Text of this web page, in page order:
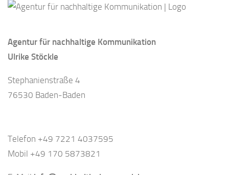
Agentur für nachhaltige Kommunikation
Ulrike Stöckle
Stephanienstraße 4
76530 Baden-Baden
Telefon +49 7221 4037595
Mobil +49 170 5873821